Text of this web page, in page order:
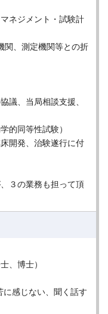
ネジメント・試験計
関、測定機関等との折
議、当局相談支援、
的同等性試験）
開発、治験遂行に付
３の業務も担って頂
、博士）
感じない、聞く話す